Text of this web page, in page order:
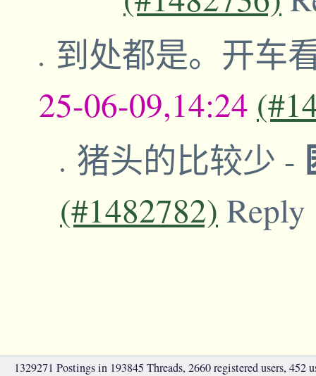
到处都是。开车
25-06-09,14:24
猪头的比较少 -
(#1482782) Reply
1329271 Postings in 193845 Threads, 2660 registered users, 452